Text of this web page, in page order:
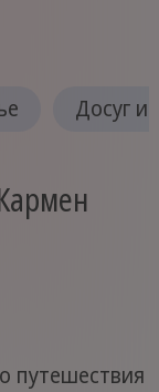
Досуг и
путешествия